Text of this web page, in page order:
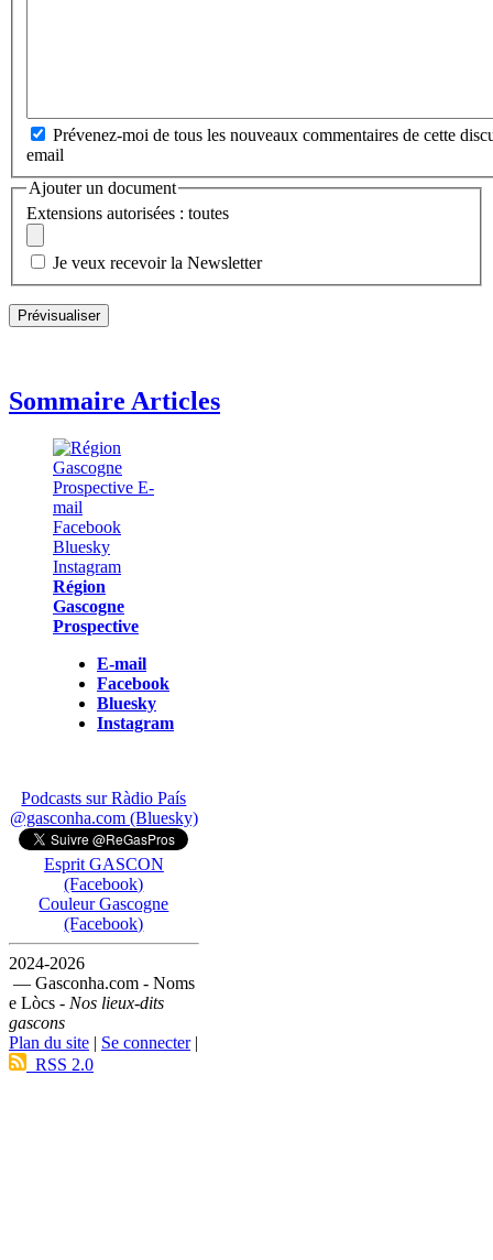
Prévenez-moi de tous les nouveaux commentaires de cette
email
Ajouter un document
Extensions autorisées : toutes
Je veux recevoir la Newsletter
Sommaire Articles
Région
Gascogne
Prospective
E-mail
Facebook
Bluesky
Instagram
Podcasts sur Ràdio País
@gasconha.com (Bluesky)
Esprit GASCON
(Facebook)
Couleur Gascogne
(Facebook)
2024-2026
— Gasconha.com - Noms
e Lòcs - Nos lieux-dits
gascons
Plan du site | Se connecter|
RSS 2.0